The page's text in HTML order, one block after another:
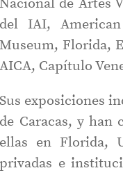
Nacional de Artes
del IAI,
Museum, Florida,
AICA, Capítulo
Sus exposiciones
de Caracas, y
ellas en Florida,
privadas e